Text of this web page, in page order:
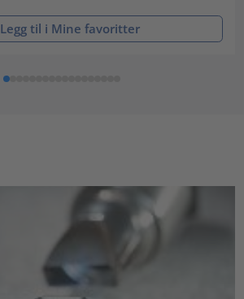
Legg til i Mine favoritter